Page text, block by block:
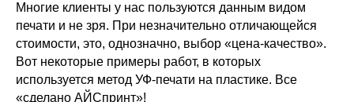
Многие клиенты у нас пользуются данным видом
печати и не зря. При незначительно отличающейся
стоимости, это, однозначно, выбор «цена-качество».
Вот некоторые примеры работ, в которых
используется метод УФ-печати на пластике. Все
«сделано АЙСпринт»!